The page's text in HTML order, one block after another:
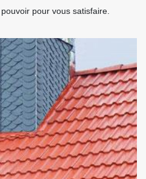
pour vous satisfaire.